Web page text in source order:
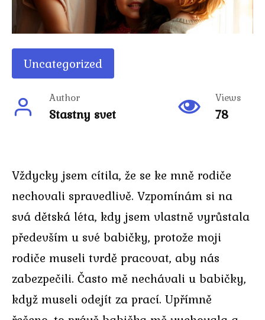
Uncategorized
Author
Stastny svet
Views
78
Vždycky jsem cítila, že se ke mně rodiče
nechovali spravedlivě. Vzpomínám si na
svá dětská léta, kdy jsem vlastně vyrůstala
především u své babičky, protože moji
rodiče museli tvrdě pracovat, aby nás
zabezpečili. Často mě nechávali u babičky,
když museli odejít za prací. Upřímně